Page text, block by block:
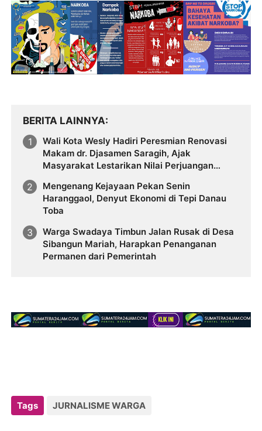
BERITA LAINNYA
Wali Kota Wesly Hadiri Peresmian Renovasi
Makam dr. Djasamen Saragih, Ajak
Masyarakat Lestarikan Nilai Perjuangan
Mengenang Kejayaan Pekan Senin
Haranggaol, Denyut Ekonomi di Tepi Danau
Toba
Warga Swadaya Timbun Jalan Rusak di Desa
Sibangun Mariah, Harapkan Penanganan
Permanen dari Pemerintah
Tags JURNALISME WARGA